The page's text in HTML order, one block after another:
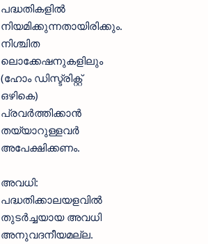
പദ്ധതികളിൽ
നിയമിക്കുന്നതായിരിക്കും.
നിശ്ചിത
ലൊക്കേഷനുകളിലും
(ഹോം ഡിസ്ട്രിക്റ്റ്
ഒഴികെ)
പ്രവർത്തിക്കാൻ
തയ്യാറുള്ളവർ
അപേക്ഷിക്കണം.
അവധി:
പദ്ധതിക്കാലയളവിൽ
തുടർച്ചയായ അവധി
അനുവദനീയമല്ല.